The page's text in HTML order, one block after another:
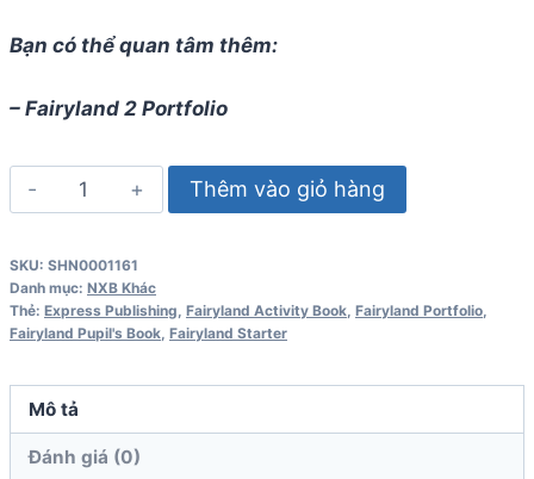
Bạn có thể quan tâm thêm:
– Fairyland 2 Portfolio
Fairyland
2
Book
số
lượng
Thêm vào giỏ hàng
SKU: SHN0001161
Danh mục: NXB Khác
Thẻ: Express Publishing Fairyland Activity Book Fairyland Portfolio
Fairyland Pupil's Book Fairyland Starter
Mô tả
Đánh giá (0)